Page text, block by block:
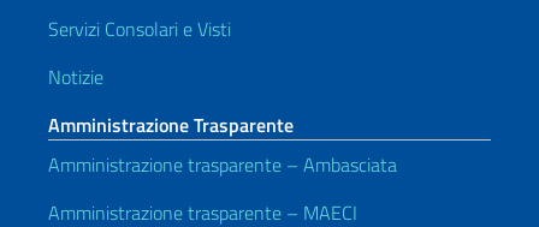
Servizi Consolari e Visti
Notizie
Amministrazione Trasparente
Amministrazione trasparente – Ambasciata
Amministrazione trasparente – MAECI